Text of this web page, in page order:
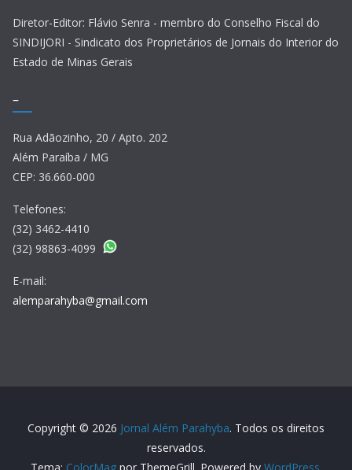
Diretor-Editor: Flávio Senra - membro do Conselho Fiscal do
SINDIJORI - Sindicato dos Proprietários de Jornais do Interior do
Estado de Minas Gerais
–
Rua Adãozinho, 20 / Apto. 202
Além Paraíba / MG
CEP: 36.660-000
Telefones:
(32) 3462-4410
(32) 98863-4099
E-mail:
alemparahyba@gmail.com
Copyright © 2026 Jornal Além Parahyba. Todos os direitos
reservados.